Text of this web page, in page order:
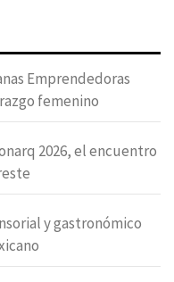
Emprendedoras
femenino
2026, el encuentro
y gastronómico